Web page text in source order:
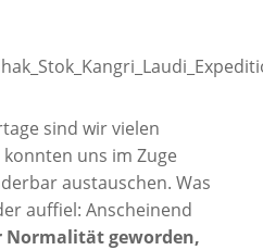
sind wir vielen
uns im Zuge
austauschen. Was
auffiel: Anscheinend
Normalität geworden,